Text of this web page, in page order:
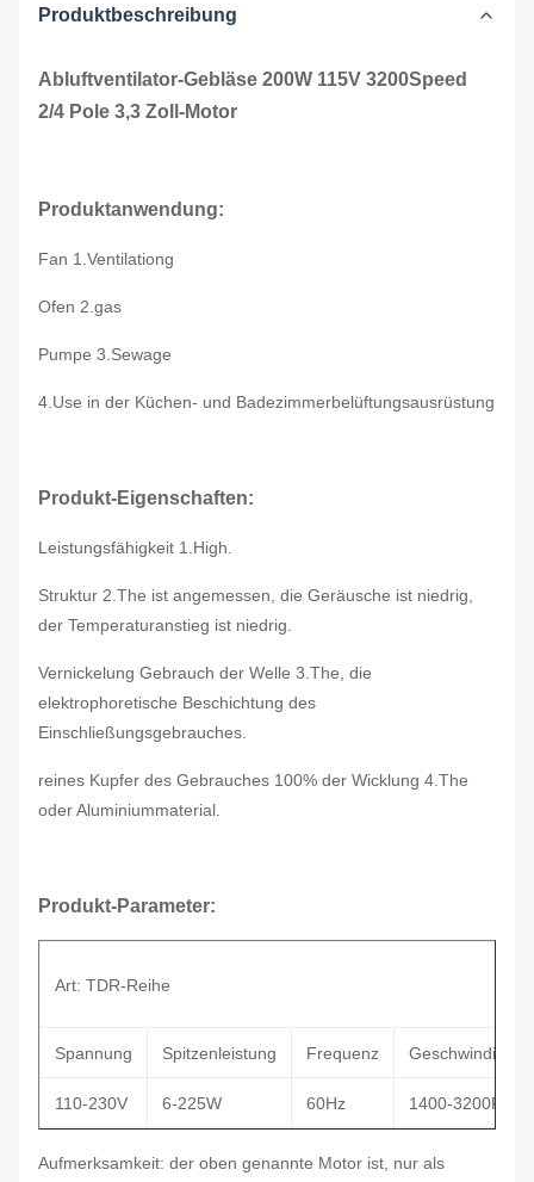
Produktbeschreibung
Abluftventilator-Gebläse 200W 115V 3200Speed
2/4 Pole 3,3 Zoll-Motor
Produktanwendung:
Fan 1.Ventilationg
Ofen 2.gas
Pumpe 3.Sewage
4.Use in der Küchen- und Badezimmerbelüftungsausrüstung
Produkt-Eigenschaften:
Leistungsfähigkeit 1.High.
Struktur 2.The ist angemessen, die Geräusche ist niedrig,
der Temperaturanstieg ist niedrig.
Vernickelung Gebrauch der Welle 3.The, die
elektrophoretische Beschichtung des
Einschließungsgebrauches.
reines Kupfer des Gebrauches 100% der Wicklung 4.The
oder Aluminiummaterial.
Produkt-Parameter:
Art: TDR-Reihe
Spannung Spitzenleistung Frequenz Geschwindigkeit
110-230V 6-225W 60Hz 1400-3200RPM
Aufmerksamkeit: der oben genannte Motor ist, nur als